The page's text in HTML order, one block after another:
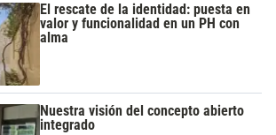
El rescate de la identidad: puesta en
valor y funcionalidad en un PH con
alma
Nuestra visión del concepto abierto
integrado